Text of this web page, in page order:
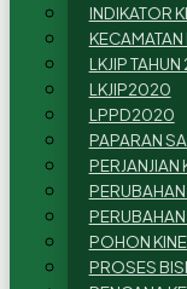
INDIKATOR
LKJIP
LKJIP2020
LPPD2020
PAPARAN
PERJANJIAN
POHON
PROSES